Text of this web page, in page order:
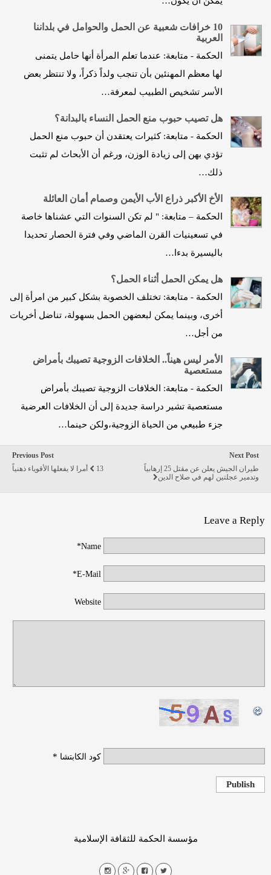
10 خرافات شعبية عن الحمل والحوامل في بلداننا
العربية
الحكمة - متابعة: عندما تعلم المرأة أنها حامل يتمنى
لها معظم المهنئين بأن تنجب ولداً ذكراً، ولا تنتظر بعض
الأسر تشخيص الطبيب لمعرفة…
هل تصيب حبوب منع الحمل النساء بالبدانة؟
الحكمة - متابعة: كثيرات يعتقدن أن حبوب منع الحمل
تؤدي بهن إلى زيادة الوزن، ورغم أن الأبحاث لم تثبت
ذلك…
الأخ الأكبر ذراع الأب الأيمن وصمام أمان العائلة
الحكمة – متابعة: " لم تكن السنوات التي عشناها خاصة
في تسعينيات القرن الماضي وفي فترة الحصار تحديدا
باليسيرة بدءا…
هل يمكن الحمل أثناء الحمل؟
الحكمة - متابعة: تختلف الخصوبة بشكل كبير من امرأة إلى
أخرى، وبينما يمكن لبعضهن الحمل بسهولة، تناضل أخريات
من أجل…
الأمر ليس هيناً.. الخلافات الزوجية تصيبك بأمراض
مستعصية
الحكمة - متابعة: الخلافات الزوجية تصيبك بأمراض
مستعصية تشير دراسة جديدة إلى أن الخلافات العرضية
جزء طبيعي من الحياة الزوجية،ولكن حينما…
Previous Post
13 أمرا لا يفعلها الأقوياء ذهنياً
Next Post
طيران الجيش يعلن عن مقتل 25 إرهابياً
وتدمير عجلتين لهم في صلاح الدين
Leave a Reply
Name*
E-Mail*
Website
كود الكابتشا *
Publish
مؤسسة الحكمة للثقافة الإسلامية